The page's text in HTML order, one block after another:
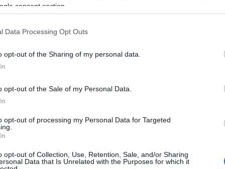
consent section.
Data Processing Opt Outs
opt-out of the Sharing of my personal data.
opt-out of the Sale of my Personal Data.
opt-out of processing my Personal Data for Targeted
opt-out of Collection, Use, Retention, Sale, and/or Sharing
Data that Is Unrelated with the Purposes for which it
ci hanno instillato una motivazione
ostacoli. “
l’obiettivo da raggiungere ha un valore
il risultato
possono giurare
tutte le energie che avremo in quel
società ci vedono come esempi da